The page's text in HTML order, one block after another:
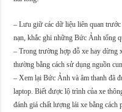
– Lưu giữ các dữ liệu liên quan
nạn, khắc ghi những Bức Ảnh tổng
– Trong trường hợp đỗ xe hay dừng
thường bằng cách sử dụng nguồn
– Xem lại Bức Ảnh và âm thanh đã
laptop. Biết được lộ trình của xe
đánh giá chất lượng lái xe bằng